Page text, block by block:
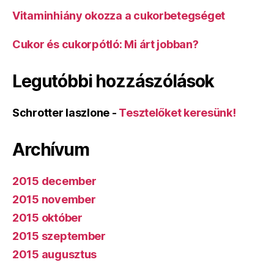
Vitaminhiány okozza a cukorbetegséget
Cukor és cukorpótló: Mi árt jobban?
Legutóbbi hozzászólások
Schrotter laszlone - Tesztelőket keresünk!
Archívum
2015 december
2015 november
2015 október
2015 szeptember
2015 augusztus